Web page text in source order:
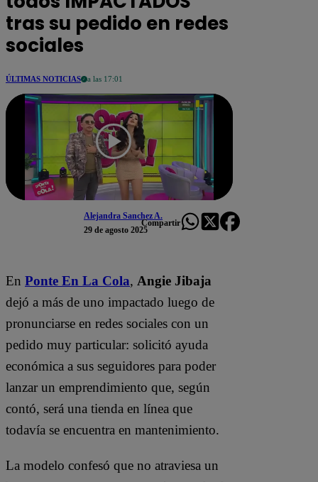
tras su pedido en redes
sociales
ÚLTIMAS NOTICIAS a las 17:01
Alejandra Sanchez A.
29 de agosto 2025
Compartir
En Ponte En La Cola, Angie Jibaja
dejó a más de uno impactado luego de
pronunciarse en redes sociales con un
pedido muy particular: solicitó ayuda
económica a sus seguidores para poder
lanzar un emprendimiento que, según
contó, será una tienda en línea que
todavía se encuentra en mantenimiento.
La modelo confesó que no atraviesa un